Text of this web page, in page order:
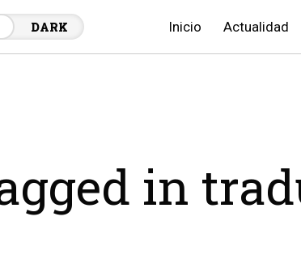
DARK Inicio Actualidad
in